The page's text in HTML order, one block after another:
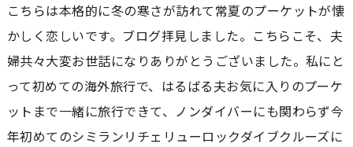
こちらは本格的に冬の寒さが訪れて常夏のプーケットが懐
かしく恋しいです。ブログ拝見しました。こちらこそ、夫
婦共々大変お世話になりありがとうございました。私にと
って初めての海外旅行で、はるばる夫お気に入りのプーケ
ットまで一緒に旅行できて、ノンダイバーにも関わらず今
年初めてのシミランリチェリューロックダイブクルーズに